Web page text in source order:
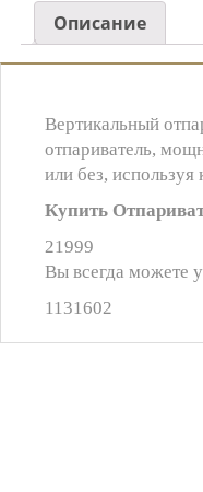
Описание
Вертикальный
отпариватель,
или без,
Купить
21999
Вы всегда можете
1131602